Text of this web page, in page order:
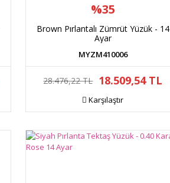
%35
Brown Pırlantalı Zümrüt Yüzük - 14
Ayar
MYZM410006
28.476,22 TL 18.509,54 TL
Karşılaştır